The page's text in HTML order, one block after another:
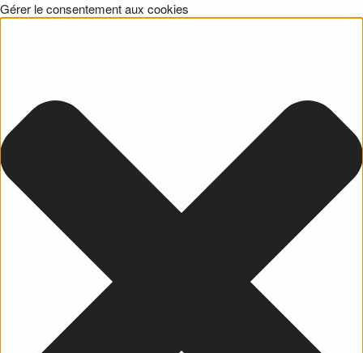
Gérer le consentement aux cookies